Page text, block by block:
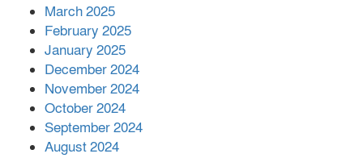
সহায়তা দিলেন সাচিং প্রু জেরী
March 2025
February 2025
January 2025
December 2024
November 2024
October 2024
September 2024
August 2024